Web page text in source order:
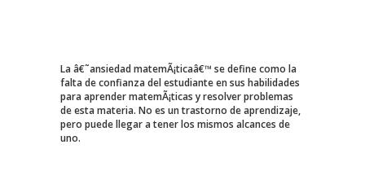
La â€˜ansiedad matemÃ¡ticaâ€™ se define como la
falta de confianza del estudiante en sus habilidades
para aprender matemÃ¡ticas y resolver problemas
de esta materia. No es un trastorno de aprendizaje,
pero puede llegar a tener los mismos alcances de
uno.